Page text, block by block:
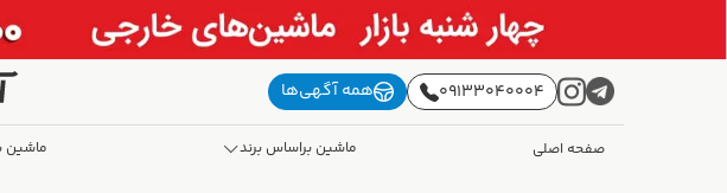
09133040004 همه آگهی‌ها
صفحه اصلی ماشین براساس برند ماشین